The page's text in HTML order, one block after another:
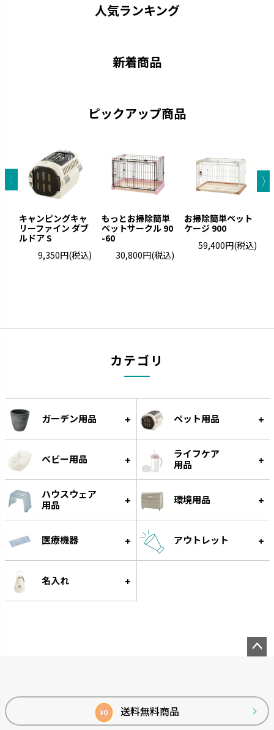
お掃除簡単
凹凸が少なくお手入れが簡単で
す。
ラプレ
猫と過ごすおしゃれ空間を演出
です。
トンカ
タイヤ素材で大満足の噛みごた
遊びながらフードをゆっくり食
べられる知遊玩具です。
人気ランキング
新着商品
ピックアップ商品
キャンピングキャ
リーファイン ダブ
ルドア S
9,350円(税込)
もっとお掃除簡単
ペットサークル 90
-60
30,800円(税込)
お掃除簡単ペット
ケージ 900
59,400円(税込)
カテゴリ
ガーデン用品 ペット用品
ベビー用品
ライフケア
用品
ハウスウェア
用品
環境用品
医療機器 アウトレット
名入れ
¥0 送料無料商品
ップ
へ